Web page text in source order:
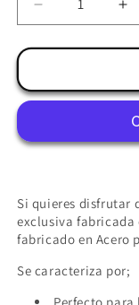
Reducir
cantidad
para
HARD
-
PLUG
SMALL
5.71CM
-
Si quieres disfrutar
exclusiva fabricada
fabricado en Acero
Se caracteriza por;